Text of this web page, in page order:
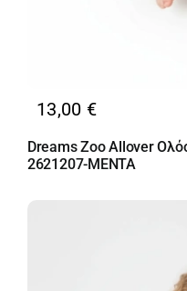
13,00 €
Dreams Zoo Allover
2621207-MENTA